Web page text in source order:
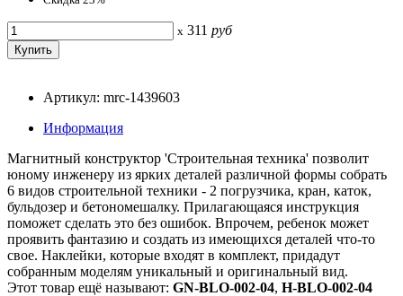
x 311 руб
Артикул: mrc-1439603
Информация
Магнитный конструктор 'Строительная техника' позволит
юному инженеру из ярких деталей различной формы собрать
6 видов строительной техники - 2 погрузчика, кран, каток,
бульдозер и бетономешалку. Прилагающаяся инструкция
поможет сделать это без ошибок. Впрочем, ребенок может
проявить фантазию и создать из имеющихся деталей что-то
свое. Наклейки, которые входят в комплект, придадут
собранным моделям уникальный и оригинальный вид.
Этот товар ещё называют: GN-BLO-002-04, H-BLO-002-04